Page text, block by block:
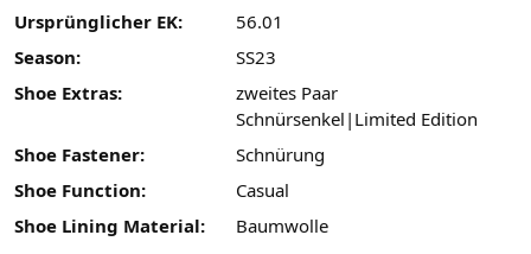
Ursprünglicher EK:
56.01
Season:
SS23
Shoe Extras:
zweites Paar
Schnürsenkel|Limited Edition
Shoe Fastener:
Schnürung
Shoe Function:
Casual
Shoe Lining Material:
Baumwolle